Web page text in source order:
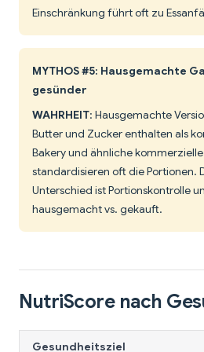
Einschränkung führt oft zu
MYTHOS #5: Hausgemachte
gesünder
WAHRHEIT: Hausgemachte
Butter und Zucker enthalten als
Bakery und ähnliche
standardisieren oft die Portionen.
Unterschied ist Portionskontrolle
hausgemacht vs. gekauft.
NutriScore nach
Gesundheitsziel